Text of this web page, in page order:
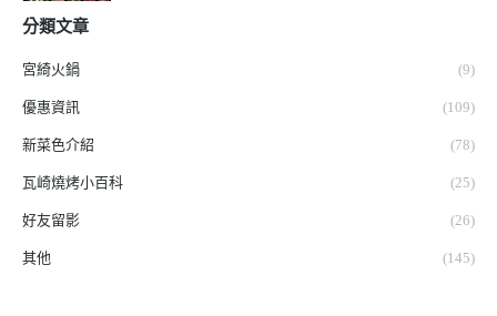
分類文章
宮綺火鍋 (9)
優惠資訊 (109)
新菜色介紹 (78)
瓦崎燒烤小百科 (25)
好友留影 (26)
其他 (145)